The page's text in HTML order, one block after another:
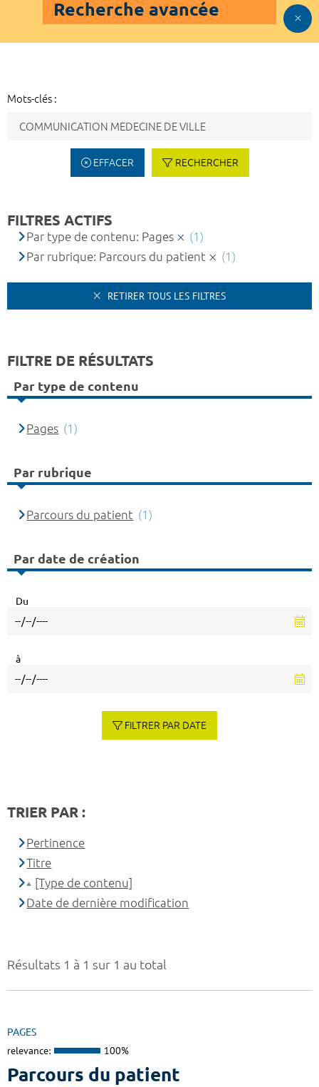
Recherche avancée
Mots-clés :
EFFACER RECHERCHER
Résultats 1 à 1 sur 1 au total
PAGES
relevance: 100%
Parcours du patient
FILTRES ACTIFS
Par type de contenu: Pages
(1)
Par rubrique: Parcours du patient
(1)
RETIRER TOUS LES FILTRES
FILTRE DE RÉSULTATS
Par type de contenu
Pages (1)
Par rubrique
Parcours du patient (1)
Par date de création
Du
à
FILTRER PAR DATE
TRIER PAR :
Pertinence
Titre
[Type de contenu]
Date de dernière modification